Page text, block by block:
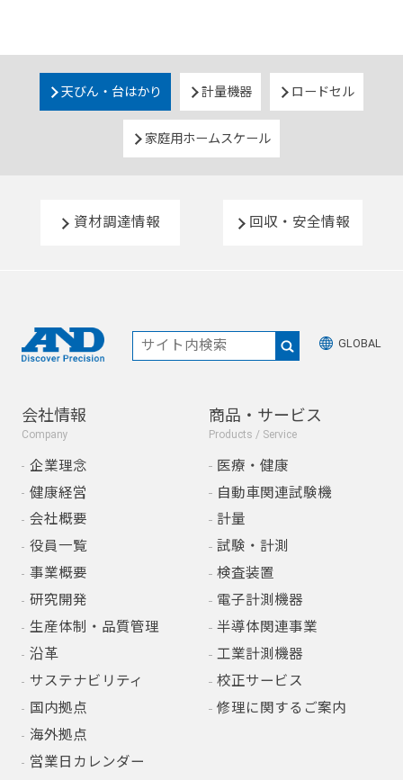
天びん・台はかり 計量機器 ロードセル
家庭用ホームスケール
資材調達情報 回収・安全情報
GLOBAL
会社情報
Company
企業理念
健康経営
会社概要
役員一覧
事業概要
研究開発
生産体制・品質管理
沿革
サステナビリティ
国内拠点
海外拠点
営業日カレンダー
商品・サービス
Products / Service
医療・健康
自動車関連試験機
計量
試験・計測
検査装置
電子計測機器
半導体関連事業
工業計測機器
校正サービス
修理に関するご案内